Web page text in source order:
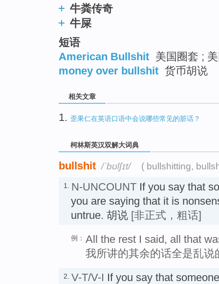
牛粪传奇
牛屎
短语
American Bullshit 美国圈套 ;
money over bullshit 货币胡说
相关文章
1. 歪果仁在英语口语中会说哪些常见的脏话？
柯林斯英汉双解大词典
bullshit /ˈbʊlʃɪt/ ( bullshitting,
1. N-UNCOUNT If you say that
you are saying that it is
untrue. 胡说 [非正式，粗话]
例： All the rest I said, all that
我所讲的其余的话全是乱说
2. V-T/V-I If you say that